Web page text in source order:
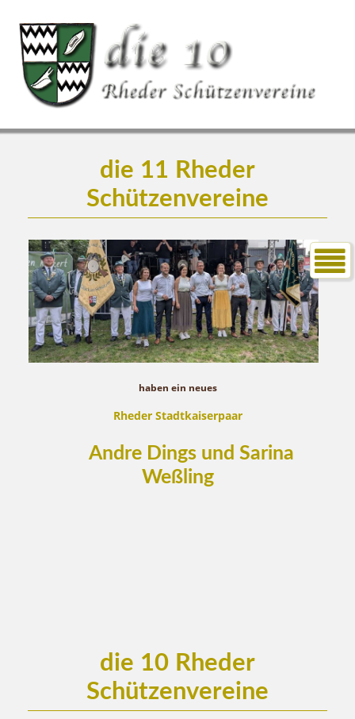
die 11 Rheder
Schützenvereine
haben ein neues
Rheder Stadtkaiserpaar
Andre Dings und Sarina
Weßling
die 10 Rheder
Schützenvereine